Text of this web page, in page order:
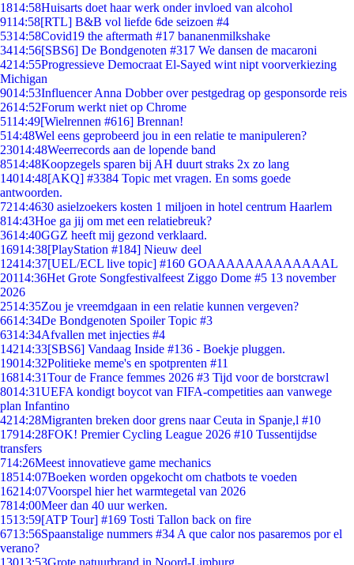
1814:58Huisarts doet haar werk onder invloed van alcohol
9114:58[RTL] B&B vol liefde 6de seizoen #4
5314:58Covid19 the aftermath #17 bananenmilkshake
3414:56[SBS6] De Bondgenoten #317 We dansen de macaroni
4214:55Progressieve Democraat El-Sayed wint nipt voorverkiezing
Michigan
9014:53Influencer Anna Dobber over pestgedrag op gesponsorde reis
2614:52Forum werkt niet op Chrome
5114:49[Wielrennen #616] Brennan!
514:48Wel eens geprobeerd jou in een relatie te manipuleren?
23014:48Weerrecords aan de lopende band
8514:48Koopzegels sparen bij AH duurt straks 2x zo lang
14014:48[AKQ] #3384 Topic met vragen. En soms goede
antwoorden.
7214:4630 asielzoekers kosten 1 miljoen in hotel centrum Haarlem
814:43Hoe ga jij om met een relatiebreuk?
3614:40GGZ heeft mij gezond verklaard.
16914:38[PlayStation #184] Nieuw deel
12414:37[UEL/ECL live topic] #160 GOAAAAAAAAAAAAAL
20114:36Het Grote Songfestivalfeest Ziggo Dome #5 13 november
2026
2514:35Zou je vreemdgaan in een relatie kunnen vergeven?
6614:34De Bondgenoten Spoiler Topic #3
6314:34Afvallen met injecties #4
14214:33[SBS6] Vandaag Inside #136 - Boekje pluggen.
19014:32Politieke meme's en spotprenten #11
16814:31Tour de France femmes 2026 #3 Tijd voor de borstcrawl
8014:31UEFA kondigt boycot van FIFA-competities aan vanwege
plan Infantino
4214:28Migranten breken door grens naar Ceuta in Spanje,l #10
17914:28FOK! Premier Cycling League 2026 #10 Tussentijdse
transfers
714:26Meest innovatieve game mechanics
18514:07Boeken worden opgekocht om chatbots te voeden
16214:07Voorspel hier het warmtegetal van 2026
7814:00Meer dan 40 uur werken.
1513:59[ATP Tour] #169 Tosti Tallon back on fire
6713:56Spaanstalige nummers #34 A que calor nos pasaremos por el
verano?
13013:53Grote natuurbrand in Noord-Limburg